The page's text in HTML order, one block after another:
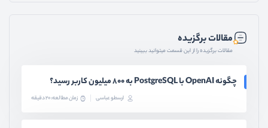
مقالات برگزیده
مقالات برگزیده را از این قسمت میتوانید ببینید
چگونه OpenAI با PostgreSQL به ۸۰۰ میلیون کاربر رسید؟
ارسطو عباسی زمان مطالعه: 20 دقیقه